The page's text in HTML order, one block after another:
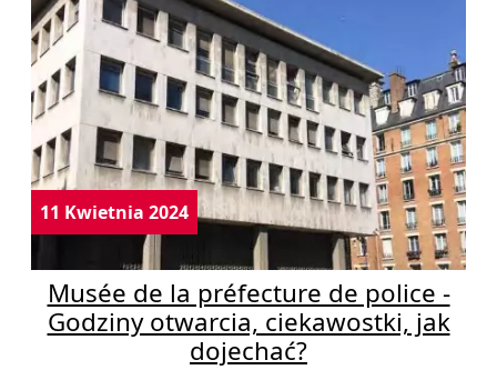
11 Kwietnia 2024
Musée de la préfecture de police -
Godziny otwarcia, ciekawostki, jak
dojechać?